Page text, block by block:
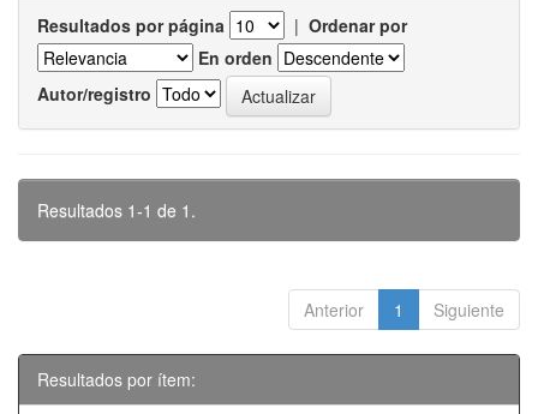
Resultados por página | Ordenar por
En orden
Autor/registro
Resultados 1-1 de 1.
Anterior 1 Siguiente
Resultados por ítem: